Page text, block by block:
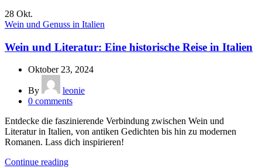
28 Okt.
Wein und Genuss in Italien
Wein und Literatur: Eine historische Reise in Italien
Oktober 23, 2024
By
leonie
0 comments
Entdecke die faszinierende Verbindung zwischen Wein und
Literatur in Italien, von antiken Gedichten bis hin zu modernen
Romanen. Lass dich inspirieren!
Continue reading